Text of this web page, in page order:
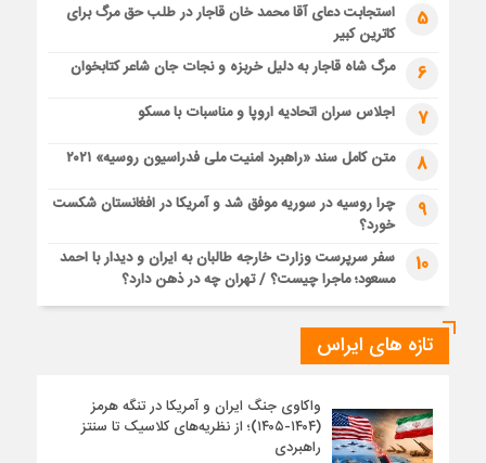
5
استجابت دعای آقا محمد خان قاجار در طلب حق مرگ برای
کاترین کبیر
6 مرگ شاه قاجار به دلیل خربزه و نجات جان شاعر کتابخوان
7 اجلاس سران اتحادیه اروپا و مناسبات با مسکو
8 متن کامل سند «راهبرد امنیت ملی فدراسیون روسیه» ۲۰۲۱
9
چرا روسیه در سوریه موفق شد و آمریکا در افغانستان شکست
خورد؟
10
سفر سرپرست وزارت خارجه طالبان به ایران و دیدار با احمد
مسعود؛ ماجرا چیست؟ / تهران چه در ذهن دارد؟
تازه های ایراس
واکاوی جنگ ایران و آمریکا در تنگه هرمز
(۱۴۰۴-۱۴۰۵)؛ از نظریه‌های کلاسیک تا سنتز
راهبردی